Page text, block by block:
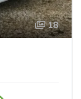
18